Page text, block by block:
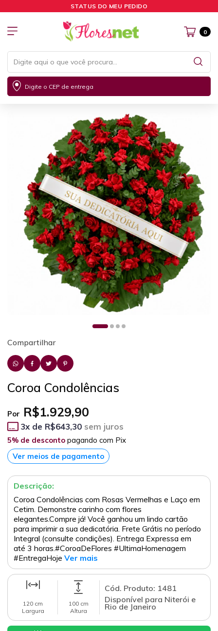
STATUS DO MEU PEDIDO
0
Digite o CEP de entrega
Compartilhar
Coroa Condolências
Por R$1.929,90
3x de R$643,30 sem juros
5% de desconto pagando com Pix
Ver meios de pagamento
Descrição:
Coroa Condolências com Rosas Vermelhas e Laço em
Cetim. Demonstre carinho com flores
elegantes.Compre já! Você ganhou um lindo cartão
para imprimir a sua dedicatória. Frete Grátis no período
Integral (consulte condições). Entrega Expressa em
até 3 horas.#CoroaDeFlores #UltimaHomenagem
#EntregaHoje Ver mais
120 cm
Largura
100 cm
Altura
Cód. Produto: 1481
Disponível para Niterói e
Rio de Janeiro